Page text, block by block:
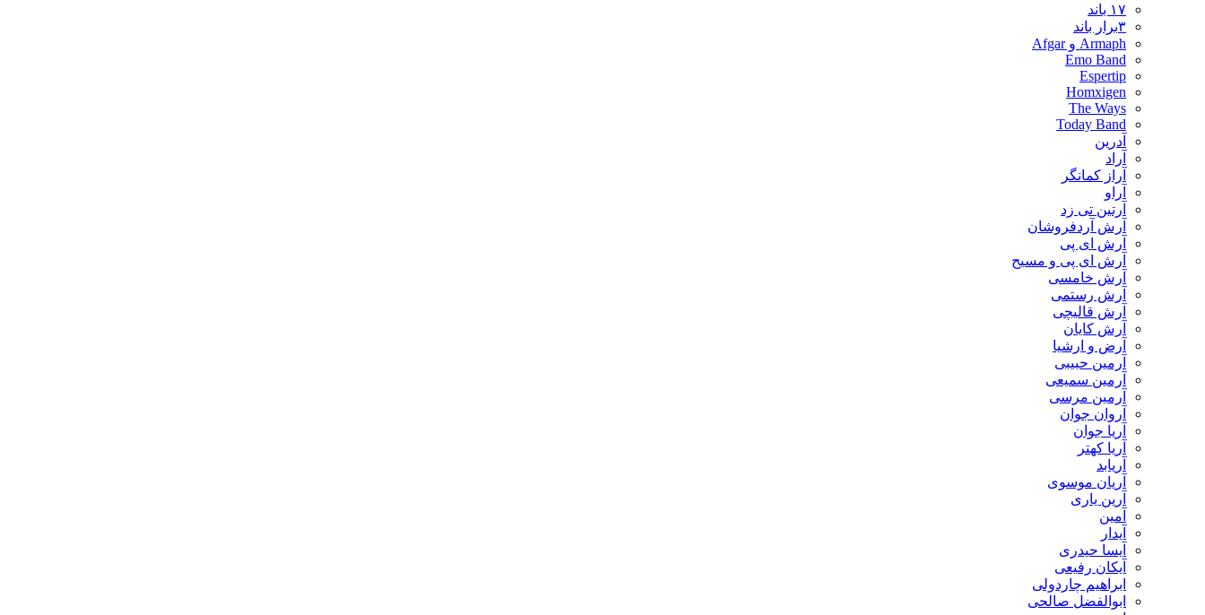
۱۷ باند
۳برار باند
Armaph و Afgar
Emo Band
Espertip
Homxigen
The Ways
Today Band
آدرین
آراد
آراز کمانگر
آراو
آرتین تی زد
آرش آردفروشان
آرش ای پی
آرش ای پی و مسیح
آرش خامسی
آرش رستمی
آرش قالیچی
آرش کایان
​آرض و ارشیا
آرمین حبیبی
آرمین سمیعی
آرمین مرسی
آروان جوان
آریا جوان
آریا کهتر
آریابد
آریان موسوی
آرین یاری
آمین
آیدار
آیسا حیدری
آیکان رفیعی
ابراهیم چاردولی
ابوالفضل صالحی